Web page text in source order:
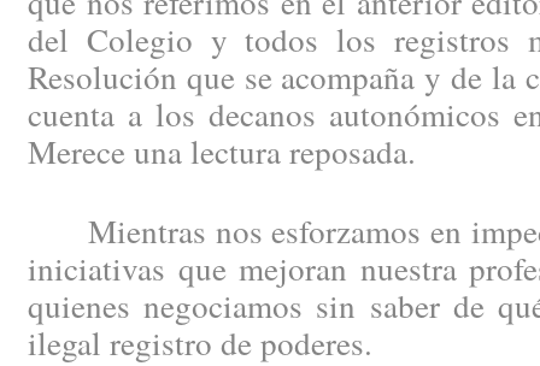
del Colegio y todos los registros
Resolución que se acompaña y de la
cuenta a los decanos autonómicos
Merece una lectura reposada.
Mientras nos esforzamos en
iniciativas que mejoran nuestra
quienes negociamos sin saber de
ilegal registro de poderes.